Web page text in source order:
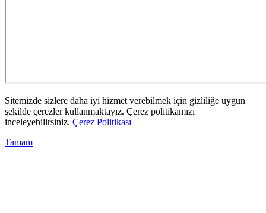
Sitemizde sizlere daha iyi hizmet verebilmek için gizliliğe uygun
şekilde çerezler kullanmaktayız. Çerez politikamızı
inceleyebilirsiniz. Çerez Politikası
Tamam